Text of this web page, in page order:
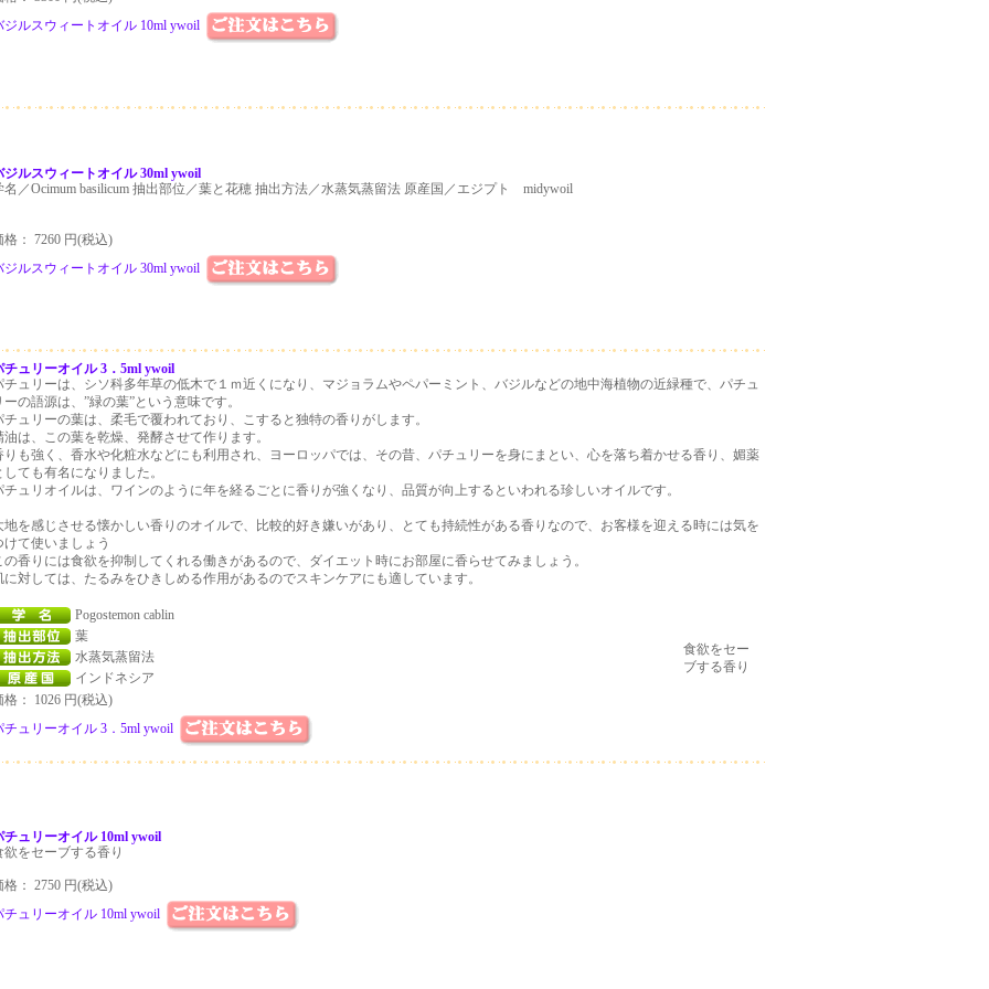
ジルスウィートオイル 10ml ywoil
ジルスウィートオイル 30ml ywoil
名／Ocimum basilicum 抽出部位／葉と花穂 抽出方法／水蒸気蒸留法 原産国／エジプト midywoil
格： 7260 円(税込)
ジルスウィートオイル 30ml ywoil
チュリーオイル 3．5ml ywoil
チュリーは、シソ科多年草の低木で１ｍ近くになり、マジョラムやペパーミント、バジルなどの地中海植物の近緑種で、パチュ
ーの語源は、”緑の葉”という意味です。
チュリーの葉は、柔毛で覆われており、こすると独特の香りがします。
油は、この葉を乾燥、発酵させて作ります。
りも強く、香水や化粧水などにも利用され、ヨーロッパでは、その昔、パチュリーを身にまとい、心を落ち着かせる香り、媚薬
しても有名になりました。
チュリオイルは、ワインのように年を経るごとに香りが強くなり、品質が向上するといわれる珍しいオイルです。
地を感じさせる懐かしい香りのオイルで、比較的好き嫌いがあり、とても持続性がある香りなので、お客様を迎える時には気を
けて使いましょう
の香りには食欲を抑制してくれる働きがあるので、ダイエット時にお部屋に香らせてみましょう。
に対しては、たるみをひきしめる作用があるのでスキンケアにも適しています。
Pogostemon cablin
葉
水蒸気蒸留法
インドネシア
食欲をセー
ブする香り
格： 1026 円(税込)
チュリーオイル 3．5ml ywoil
チュリーオイル 10ml ywoil
欲をセーブする香り
格： 2750 円(税込)
チュリーオイル 10ml ywoil